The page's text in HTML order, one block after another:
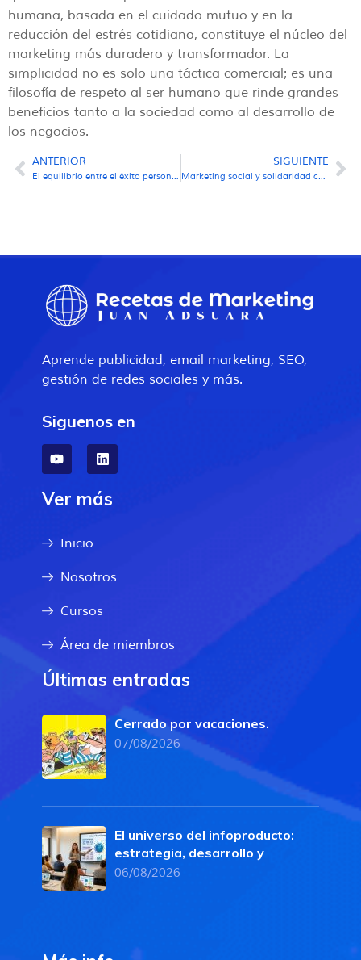
humana, basada en el cuidado mutuo y en la
reducción del estrés cotidiano, constituye el núcleo del
marketing más duradero y transformador. La
simplicidad no es solo una táctica comercial; es una
filosofía de respeto al ser humano que rinde grandes
beneficios tanto a la sociedad como al desarrollo de
los negocios.
ANTERIOR
El equilibrio entre el éxito personal y el éxito profesional: una guía de marketing estratégico para la vida
SIGUIENTE
Marketing social y solidaridad con Venezuela: estrategias de comunicación, ética y movilización ciudadana para profesionales del sector.
Aprende publicidad, email marketing, SEO,
gestión de redes sociales y más.
Siguenos en
Ver más
Inicio
Nosotros
Cursos
Área de miembros
Últimas entradas
Cerrado por vacaciones.
07/08/2026
El universo del infoproducto:
estrategia, desarrollo y
06/08/2026